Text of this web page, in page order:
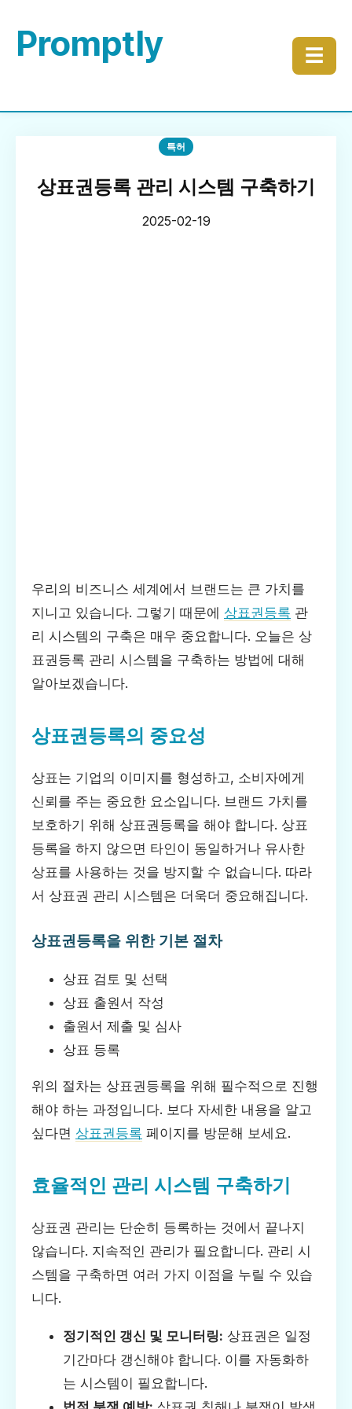
Promptly ☰
특허
상표권등록 관리 시스템 구축하기
2025-02-19
우리의 비즈니스 세계에서 브랜드는 큰 가치를
지니고 있습니다. 그렇기 때문에 상표권등록 관
리 시스템의 구축은 매우 중요합니다. 오늘은 상
표권등록 관리 시스템을 구축하는 방법에 대해
알아보겠습니다.
상표권등록의 중요성
상표는 기업의 이미지를 형성하고, 소비자에게
신뢰를 주는 중요한 요소입니다. 브랜드 가치를
보호하기 위해 상표권등록을 해야 합니다. 상표
등록을 하지 않으면 타인이 동일하거나 유사한
상표를 사용하는 것을 방지할 수 없습니다. 따라
서 상표권 관리 시스템은 더욱더 중요해집니다.
상표권등록을 위한 기본 절차
상표 검토 및 선택
상표 출원서 작성
출원서 제출 및 심사
상표 등록
위의 절차는 상표권등록을 위해 필수적으로 진행
해야 하는 과정입니다. 보다 자세한 내용을 알고
싶다면 상표권등록 페이지를 방문해 보세요.
효율적인 관리 시스템 구축하기
상표권 관리는 단순히 등록하는 것에서 끝나지
않습니다. 지속적인 관리가 필요합니다. 관리 시
스템을 구축하면 여러 가지 이점을 누릴 수 있습
니다.
정기적인 갱신 및 모니터링: 상표권은 일정
기간마다 갱신해야 합니다. 이를 자동화하
는 시스템이 필요합니다.